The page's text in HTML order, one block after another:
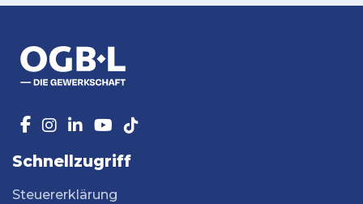
Schnellzugriff
Steuererklärung